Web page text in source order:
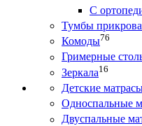
С
Тумбы
Комоды76
Гримерные
Зеркала16
Детские
Односпальные
Двуспальные